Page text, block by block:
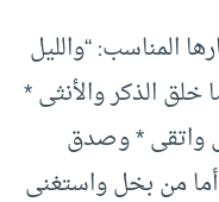
المناسب: “والليل
خلق الذكر والأنثى *
واتقى * وصدق
من بخل واستغنى